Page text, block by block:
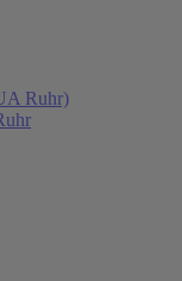
Ruhr)